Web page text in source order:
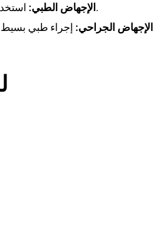
الإجهاض الطبي:استخدام الأدوية المعتمدة لإنهاء الحمل في المراحل المبكرة بشكل آمن وفعال.
الإجهاض الجراحي: إجراء طبي